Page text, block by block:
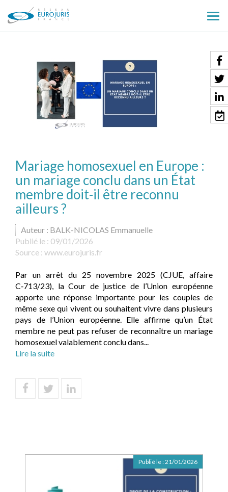
le
Mariage homosexuel en Europe :
un mariage conclu dans un État
membre doit-il être reconnu
ailleurs ?
Auteur : BALK-NICOLAS Emmanuelle
Publié le : 09/01/2026
Source : www.eurojuris.fr
Par un arrêt du 25 novembre 2025 (CJUE, affaire
C‑713/23), la Cour de justice de l’Union européenne
apporte une réponse importante pour les couples de
même sexe qui vivent ou souhaitent vivre dans plusieurs
pays de l’Union européenne. Elle affirme qu’un État
membre ne peut pas refuser de reconnaître un mariage
homosexuel valablement conclu dans...
Lire la suite
Publié le :21/01/2026